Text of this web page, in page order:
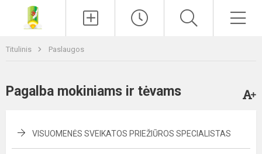
Titulinis Paslaugos
Pagalba mokiniams ir tėvams
VISUOMENĖS SVEIKATOS PRIEŽIŪROS SPECIALISTAS